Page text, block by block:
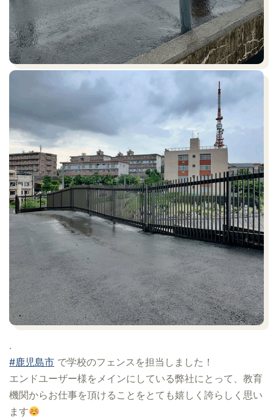
.
#鹿児島市 で学校のフェンスを担当しました！
エンドユーザー様をメインにしている弊社にとって、教育
機関からお仕事を頂けることをとても嬉しく誇らしく思い
ます